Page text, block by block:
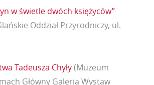
w świetle dwóch księżyców”
Oddział Przyrodniczy, ul.
Tadeusza Chyły(Muzeum
Główny Galeria Wystaw